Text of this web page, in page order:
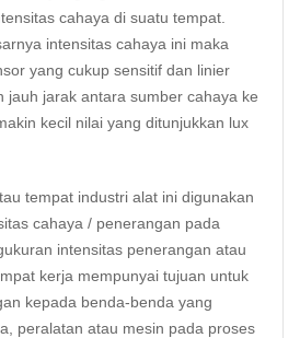
cahaya di suatu tempat.
intensitas cahaya ini maka
yang cukup sensitif dan linier
jauh jarak antara sumber cahaya ke
kecil nilai yang ditunjukkan lux
tempat industri alat ini digunakan
cahaya / penerangan pada
intensitas penerangan atau
kerja mempunyai tujuan untuk
kepada benda-benda yang
peralatan atau mesin pada proses